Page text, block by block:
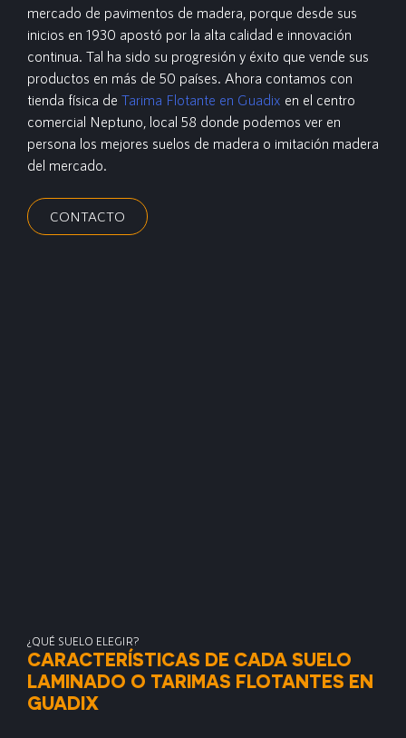
mercado de pavimentos de madera, porque desde sus
inicios en 1930 apostó por la alta calidad e innovación
continua. Tal ha sido su progresión y éxito que vende sus
productos en más de 50 países. Ahora contamos con
tienda física de Tarima Flotante en Guadix en el centro
comercial Neptuno, local 58 donde podemos ver en
persona los mejores suelos de madera o imitación madera
del mercado.
CONTACTO
¿QUÉ SUELO ELEGIR?
CARACTERÍSTICAS DE CADA SUELO
LAMINADO O TARIMAS FLOTANTES EN
GUADIX